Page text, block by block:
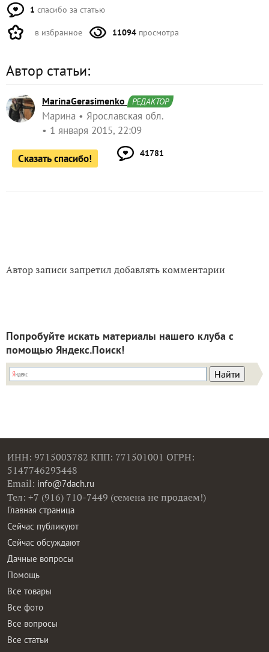
1 спасибо за статью
в избранное 11094 просмотра
Автор статьи:
MarinaGerasimenko РЕДАКТОР
Марина
Ярославская обл.
1 января 2015, 22:09
Сказать спасибо! 41781
Автор записи запретил добавлять комментарии
Попробуйте искать материалы нашего клуба с
помощью Яндекс.Поиск!
ИНН: 9715003782 КПП: 771501001 ОГРН:
5147746293448
Email: info@7dach.ru
Тел: +7 (916) 710-7449 (семена не продаем!)
Главная страница
Сейчас публикуют
Сейчас обсуждают
Дачные вопросы
Помощь
Все товары
Все фото
Все вопросы
Все статьи